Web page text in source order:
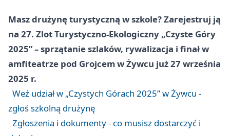
Masz drużynę turystyczną w szkole? Zarejestruj ją
na 27. Zlot Turystyczno-Ekologiczny „Czyste Góry
2025” – sprzątanie szlaków, rywalizacja i finał w
amfiteatrze pod Grojcem w Żywcu już 27 września
2025 r.
Weź udział w „Czystych Górach 2025” w Żywcu -
zgłoś szkolną drużynę
Zgłoszenia i dokumenty - co musisz dostarczyć i